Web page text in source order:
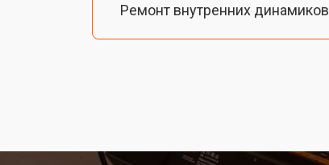
Ремонт внутренних динамиков